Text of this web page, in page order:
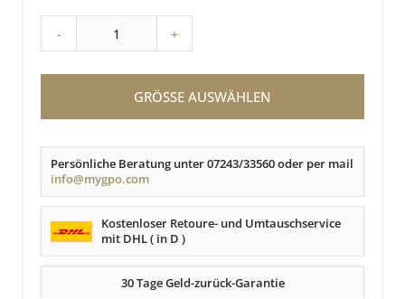
- +
GRÖSSE AUSWÄHLEN
Persönliche Beratung unter 07243/33560 oder per mail
info@mygpo.com
Kostenloser Retoure- und Umtauschservice
mit DHL ( in D )
30 Tage Geld-zurück-Garantie